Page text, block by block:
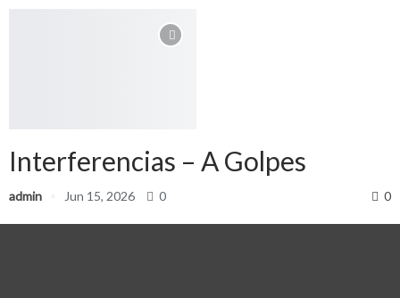
Interferencias – A Golpes
admin Jun 15, 2026 0 0